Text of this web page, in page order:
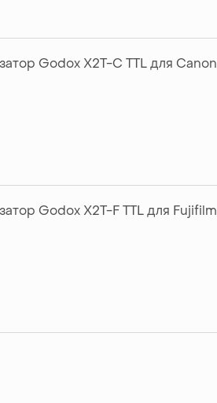
Godox X2T-C TTL для Canon
Godox X2T-F TTL для Fujifilm